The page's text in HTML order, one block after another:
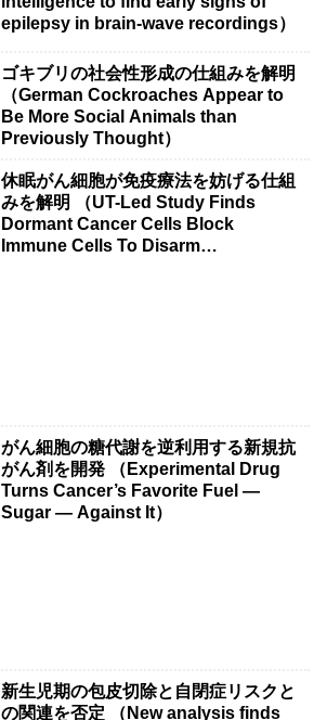
epilepsy in brain-wave recordings）
ゴキブリの社会性形成の仕組みを解明
（German Cockroaches Appear to
Be More Social Animals than
Previously Thought）
休眠がん細胞が免疫療法を妨げる仕組
みを解明 （UT-Led Study Finds
Dormant Cancer Cells Block
Immune Cells To Disarm
がん細胞の糖代謝を逆利用する新規抗
がん剤を開発 （Experimental Drug
Turns Cancer’s Favorite Fuel —
Sugar — Against It）
新生児期の包皮切除と自閉症リスクと
の関連を否定 （New analysis finds